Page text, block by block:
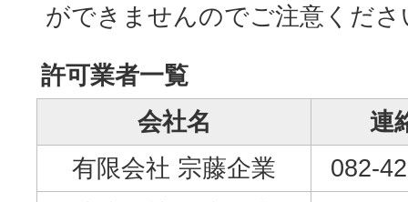
ができませんのでご注意くださ
許可業者一覧
会社名
連
有限会社 宗藤企業
082-